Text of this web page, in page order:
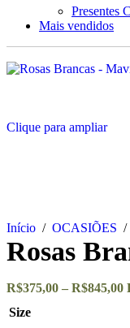
Presentes
Mais vendidos
Clique para ampliar
Início / OCASIÕES /
Rosas
R$375,00 – R$845,00
Size